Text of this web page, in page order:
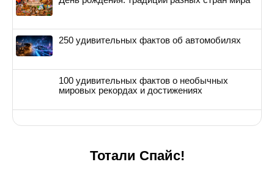
250 удивительных фактов об автомобилях
100 удивительных фактов о необычных
мировых рекордах и достижениях
Тотали Спайс!